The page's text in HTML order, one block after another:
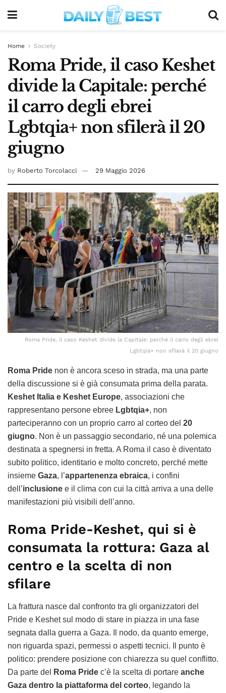
Home Society
Roma Pride, il caso Keshet
divide la Capitale: perché
il carro degli ebrei
Lgbtqia+ non sfilerà il 20
giugno
by Roberto Torcolacci 29 Maggio 2026
Roma Pride, il caso Keshet divide la Capitale: perché il carro degli ebrei
Lgbtqia+ non sfilerà il 20 giugno
Roma Pride non è ancora sceso in strada, ma una parte
della discussione si è già consumata prima della parata.
Keshet Italia e Keshet Europe, associazioni che
rappresentano persone ebree Lgbtqia+, non
parteciperanno con un proprio carro al corteo del 20
giugno. Non è un passaggio secondario, né una polemica
destinata a spegnersi in fretta. A Roma il caso è diventato
subito politico, identitario e molto concreto, perché mette
insieme Gaza, l’appartenenza ebraica, i confini
dell’inclusione e il clima con cui la città arriva a una delle
manifestazioni più visibili dell’anno.
Roma Pride-Keshet, qui si è
consumata la rottura: Gaza al
centro e la scelta di non
sfilare
La frattura nasce dal confronto tra gli organizzatori del
Pride e Keshet sul modo di stare in piazza in una fase
segnata dalla guerra a Gaza. Il nodo, da quanto emerge,
non riguarda spazi, permessi o aspetti tecnici. Il punto è
politico: prendere posizione con chiarezza su quel conflitto.
Da parte del
Roma Pride c’è la scelta di portare anche
Gaza dentro la piattaforma del corteo, legando la